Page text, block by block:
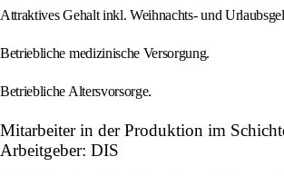
Attraktives Gehalt inkl. Weihnachts- und
Betriebliche medizinische Versorgung.
Betriebliche Altersvorsorge.
Mitarbeiter in der Produktion im
Arbeitgeber: DIS